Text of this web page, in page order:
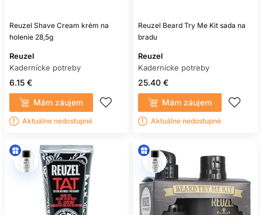
Reuzel Shave Cream krém na
holenie 28,5g
Reuzel
Kadernícke potreby
6.15 €
Mám záujem
Aktuálne nedostupné
Reuzel Beard Try Me Kit sada na
bradu
Reuzel
Kadernícke potreby
25.40 €
Mám záujem
Aktuálne nedostupné